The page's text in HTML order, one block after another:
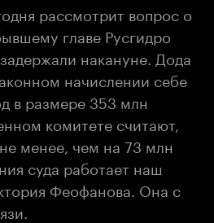
рассмотрит вопрос о
главе Русгидро
накануне. Дода
начислении себе
в размере 353 млн
комитете считают,
менее, чем на 73 млн
суда работает наш
Феофанова. Она с